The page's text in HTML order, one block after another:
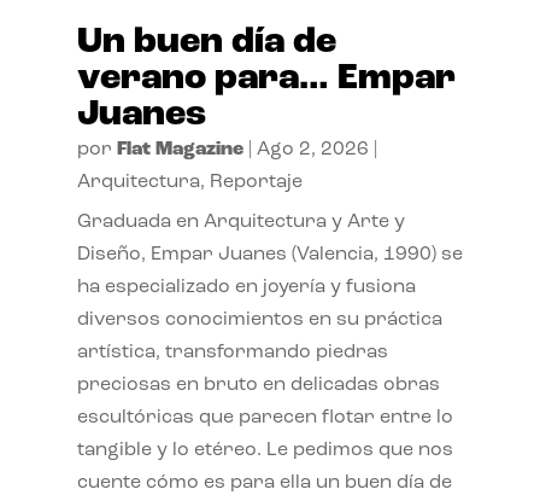
Un buen día de
verano para… Empar
Juanes
por Flat Magazine| Ago 2, 2026
Arquitectura, Reportaje
Graduada en Arquitectura y Arte y
Diseño, Empar Juanes (Valencia, 1990) se
ha especializado en joyería y fusiona
diversos conocimientos en su práctica
artística, transformando piedras
preciosas en bruto en delicadas obras
escultóricas que parecen flotar entre lo
tangible y lo etéreo. Le pedimos que nos
cuente cómo es para ella un buen día de